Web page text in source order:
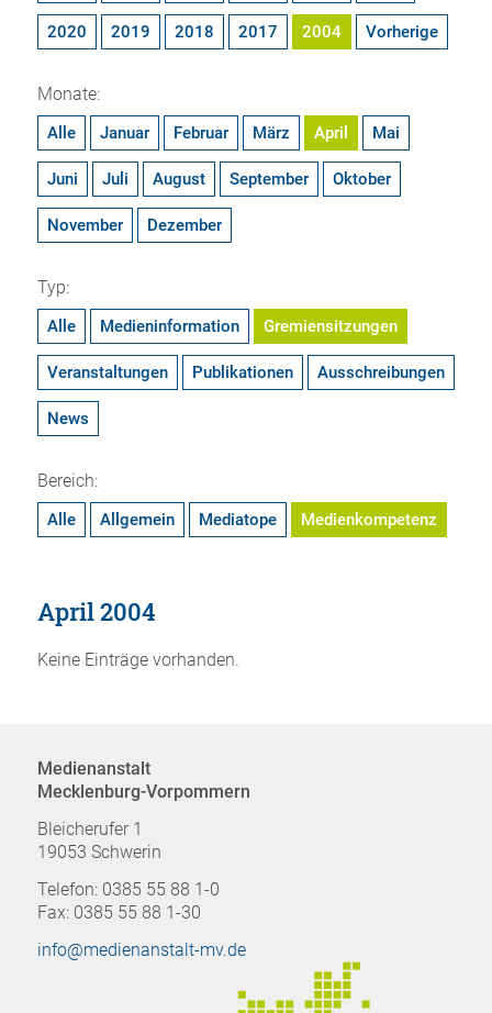
2020 2019 2018 2017 2004 Vorherige
Monate:
Alle Januar Februar März April Mai
Juni Juli August September Oktober
November Dezember
Typ:
Alle Medieninformation Gremiensitzungen
Veranstaltungen Publikationen Ausschreibungen
News
Bereich:
Alle Allgemein Mediatope Medienkompetenz
April 2004
Keine Einträge vorhanden.
Medienanstalt
Mecklenburg-Vorpommern
Bleicherufer 1
19053 Schwerin
Telefon: 0385 55 88 1-0
Fax: 0385 55 88 1-30
info@medienanstalt-mv.de